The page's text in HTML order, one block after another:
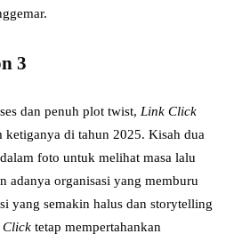
3
dan penuh plot twist, Link Click
di tahun 2025. Kisah dua
foto untuk melihat masa lalu
adanya organisasi yang memburu
yang semakin halus dan storytelling
Click tetap mempertahankan